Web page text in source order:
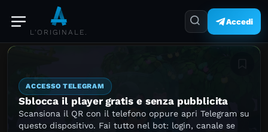
L'ORIGINALE.
Accedi
ACCESSO TELEGRAM
Sblocca il player gratis e senza pubblicita
Scansiona il QR con il telefono oppure apri Telegram su
questo dispositivo. Fai tutto nel bot: login, canale se